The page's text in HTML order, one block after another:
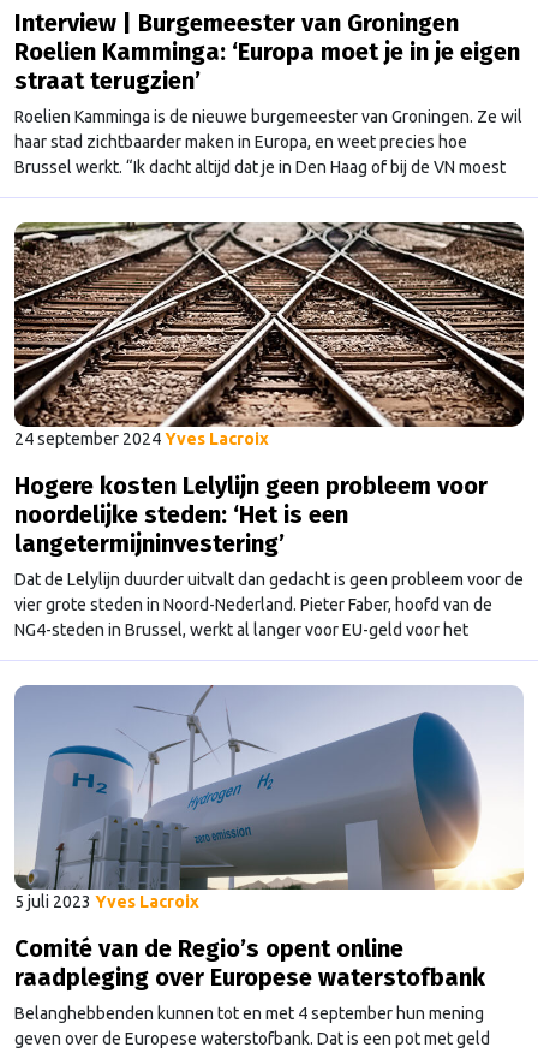
Interview | Burgemeester van Groningen
Roelien Kamminga: ‘Europa moet je in je eigen
straat terugzien’
Roelien Kamminga is de nieuwe burgemeester van Groningen. Ze wil
haar stad zichtbaarder maken in Europa, en weet precies hoe
Brussel werkt. “Ik dacht altijd dat je in Den Haag of bij de VN moest
zitten om impact te maken, maar het begint in je eigen straat.”
24 september 2024Yves Lacroix
Hogere kosten Lelylijn geen probleem voor
noordelijke steden: ‘Het is een
langetermijninvestering’
Dat de Lelylijn duurder uitvalt dan gedacht is geen probleem voor de
vier grote steden in Noord-Nederland. Pieter Faber, hoofd van de
NG4-steden in Brussel, werkt al langer voor EU-geld voor het
project. En dat werk gaat de komende tijd gewoon door.
5 juli 2023 Yves Lacroix
Comité van de Regio’s opent online
raadpleging over Europese waterstofbank
Belanghebbenden kunnen tot en met 4 september hun mening
geven over de Europese waterstofbank. Dat is een pot met geld